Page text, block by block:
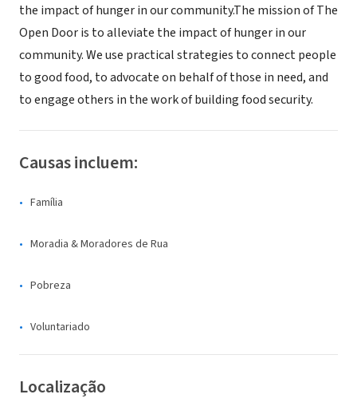
the impact of hunger in our community.The mission of The
Open Door is to alleviate the impact of hunger in our
community. We use practical strategies to connect people
to good food, to advocate on behalf of those in need, and
to engage others in the work of building food security.
Causas incluem:
Família
Moradia & Moradores de Rua
Pobreza
Voluntariado
Localização